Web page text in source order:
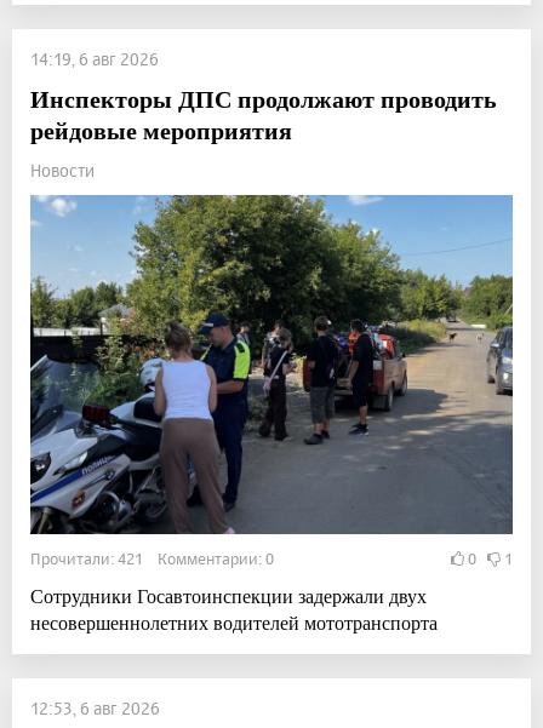
14:19, 6 авг 2026
Инспекторы ДПС продолжают проводить
рейдовые мероприятия
Новости
Прочитали: 421 Комментарии: 0 0 1
Сотрудники Госавтоинспекции задержали двух
несовершеннолетних водителей мототранспорта
12:53, 6 авг 2026